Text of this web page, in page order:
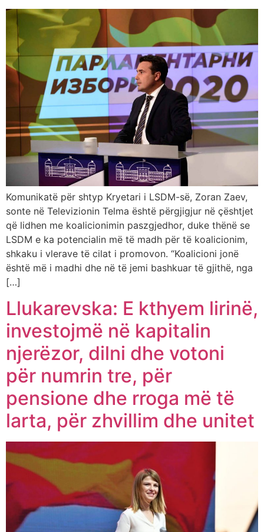
Komunikatë për shtyp Kryetari i LSDM-së, Zoran Zaev,
sonte në Televizionin Telma është përgjigjur në çështjet
që lidhen me koalicionimin paszgjedhor, duke thënë se
LSDM e ka potencialin më të madh për të koalicionim,
shkaku i vlerave të cilat i promovon. “Koalicioni jonë
është më i madhi dhe në të jemi bashkuar të gjithë, nga
[…]
Llukarevska: E kthyem lirinë,
investojmë në kapitalin
njerëzor, dilni dhe votoni
për numrin tre, për
pensione dhe rroga më të
larta, për zhvillim dhe unitet